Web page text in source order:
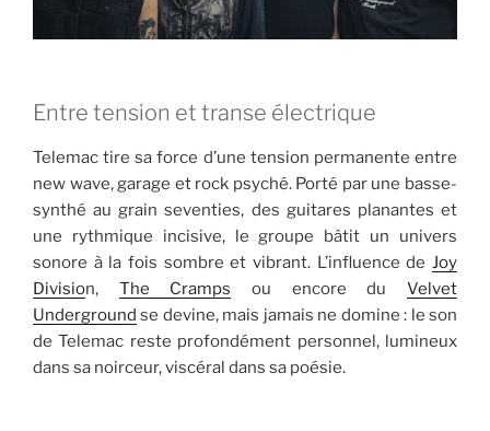
Entre tension et transe électrique
Telemac tire sa force d’une tension permanente entre
new wave, garage et rock psyché. Porté par une basse-
synthé au grain seventies, des guitares planantes et
une rythmique incisive, le groupe bâtit un univers
sonore à la fois sombre et vibrant. L’influence de Joy
Division, The Cramps ou encore duVelvet
Underground se devine, mais jamais ne domine : le son
de Telemac reste profondément personnel, lumineux
dans sa noirceur, viscéral dans sa poésie.